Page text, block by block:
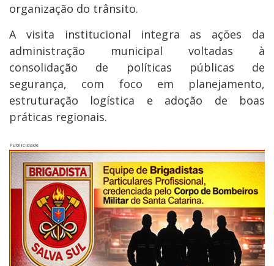
organização do trânsito.
A visita institucional integra as ações da
administração municipal voltadas à
consolidação de políticas públicas de
segurança, com foco em planejamento,
estruturação logística e adoção de boas
práticas regionais.
Publicidade